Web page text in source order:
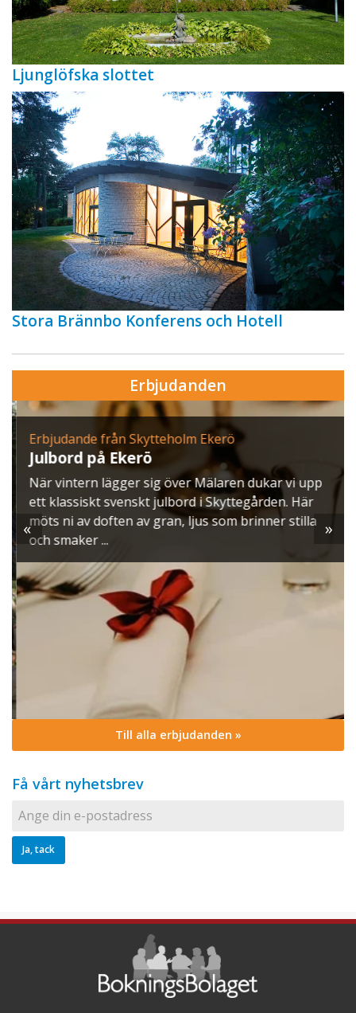
Ljunglöfska slottet
Stora Brännbo Konferens och Hotell
Erbjudanden
Erbjudande från Skytteholm Ekerö
Julbord på Ekerö
När vintern lägger sig över Mälaren dukar vi upp
ett klassiskt svenskt julbord i Skyttegården. Här
möts ni av doften av gran, ljus som brinner stilla
och smaker ...
« »
Till alla erbjudanden »
Få vårt nyhetsbrev